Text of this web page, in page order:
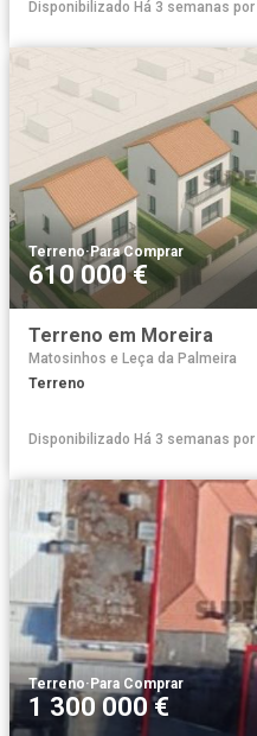
Disponibilizado Há 3 semanas por
Terreno·Para Comprar
610 000 €
Terreno em Moreira
Matosinhos e Leça da Palmeira
Terreno
Disponibilizado Há 3 semanas por
Terreno·Para Comprar
1 300 000 €